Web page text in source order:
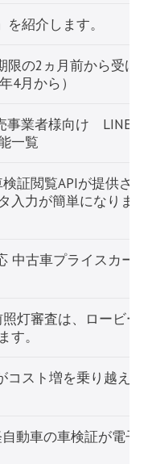
動車の車検証が電子
コスト増を乗り越え
灯審査は、ロービー
す。
中古車プライスカー
証閲覧APIが提供さ
入力が簡単になりま
事業者様向け LINE
一覧
の2ヵ月前から受け
4月から）
紹介します。